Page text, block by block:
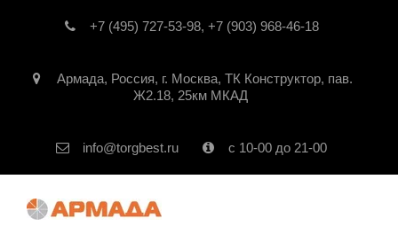
+7 (495) 727-53-98, +7 (903) 968-46-18
Армада, Россия, г. Москва, ТК Конструктор, пав.
Ж2.18, 25км МКАД
info@torgbest.ru с 10-00 до 21-00